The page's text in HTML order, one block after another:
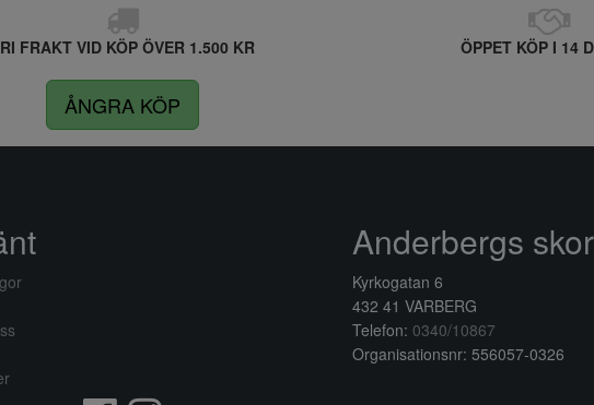
FRAKT VID KÖP ÖVER 1.500 KR ÖPPET KÖP I 14
ÅNGRA KÖP
Anderbergs skor
Kyrkogatan 6
432 41 VARBERG
Telefon: 0340/10867
Organisationsnr: 556057-0326